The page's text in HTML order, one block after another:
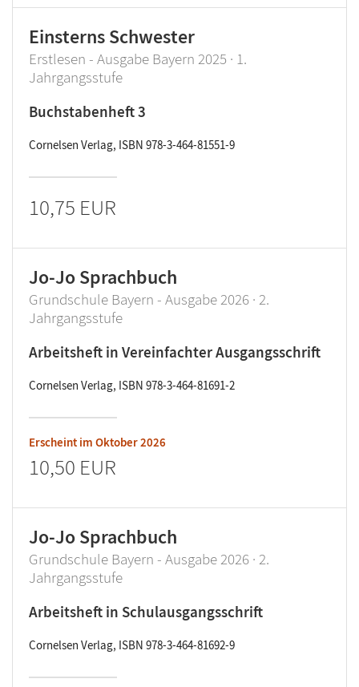
Einsterns Schwester
Erstlesen - Ausgabe Bayern 2025 · 1.
Jahrgangsstufe
Buchstabenheft 3
Cornelsen Verlag, ISBN 978-3-464-81551-9
10,75 EUR
Jo-Jo Sprachbuch
Grundschule Bayern - Ausgabe 2026 · 2.
Jahrgangsstufe
Arbeitsheft in Vereinfachter Ausgangsschrift
Cornelsen Verlag, ISBN 978-3-464-81691-2
Erscheint im Oktober 2026
10,50 EUR
Jo-Jo Sprachbuch
Grundschule Bayern - Ausgabe 2026 · 2.
Jahrgangsstufe
Arbeitsheft in Schulausgangsschrift
Cornelsen Verlag, ISBN 978-3-464-81692-9